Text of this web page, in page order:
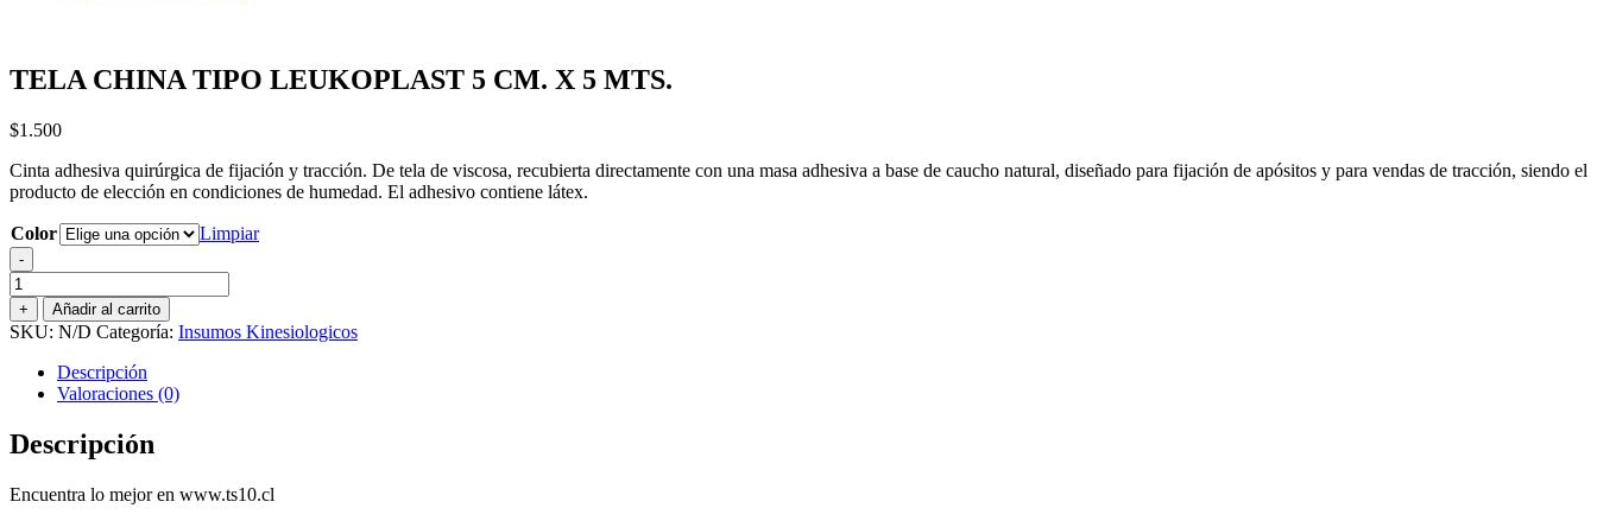
TELA CHINA TIPO LEUKOPLAST 5 CM. X 5 MTS.
$1.500
Cinta adhesiva quirúrgica de fijación y tracción. De tela de viscosa, recubierta directamente con una masa adhesiva a base de caucho natural, diseñado para fijación de apósitos y para vendas de tracción, siendo el
producto de elección en condiciones de humedad. El adhesivo contiene látex.
Color Limpiar
-
TELA
CHINA
TIPO
LEUKOPLAST
CM.
5
MTS.
+ Añadir al carrito
SKU: N/D Categoría: Insumos Kinesiologicos
Descripción
Valoraciones (0)
Descripción
Encuentra lo mejor en www.ts10.cl